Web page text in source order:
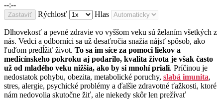
--:--
Zastaviť Rýchlosť Hlas
Dlhovekosť a pevné zdravie vo vyššom veku sú želaním všetkých z
nás. Vedci a odborníci sa už desaťročia snažia nájsť spôsob, ako
ľuďom predĺžiť život. To sa im síce za pomoci liekov a
medicínskeho pokroku aj podarilo, kvalita života je však často
už od mladého veku nižšia, ako by si mnohí priali. Príčinou je
nedostatok pohybu, obezita, metabolické poruchy, slabá imunita,
stres, alergie, psychické problémy a ďalšie zdravotné ťažkosti, ktoré
nám nedovolia skutočne žiť, ale niekedy skôr len prežívať